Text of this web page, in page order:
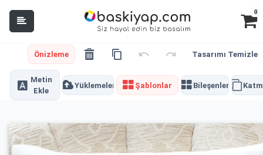
0
Önizleme Tasarımı Temizle
Metin
Ekle
Yüklemeler Şablonlar Bileşenler